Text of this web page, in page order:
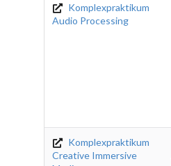
Komplexpraktikum
Audio Processing
Komplexpraktikum
Creative Immersive